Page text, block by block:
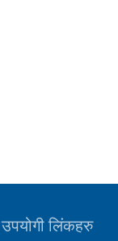
उपयोगी लिंकहरु